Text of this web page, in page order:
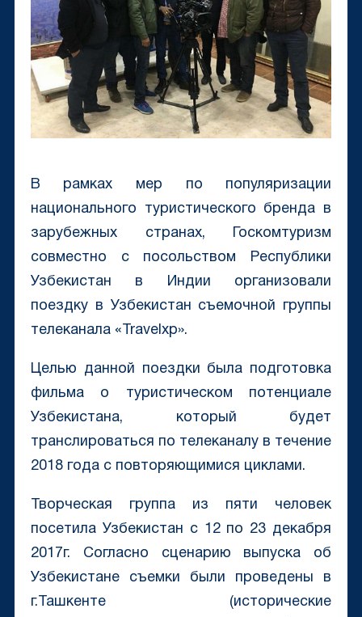
В рамках мер по популяризации
национального туристического бренда в
зарубежных странах, Госкомтуризм
совместно с посольством Республики
Узбекистан в Индии организовали
поездку в Узбекистан съемочной группы
телеканала «Travelxp».
Целью данной поездки была подготовка
фильма о туристическом потенциале
Узбекистана, который будет
транслироваться по телеканалу в течение
2018 года с повторяющимися циклами.
Творческая группа из пяти человек
посетила Узбекистан с 12 по 23 декабря
2017г. Согласно сценарию выпуска об
Узбекистане съемки были проведены в
г.Ташкенте (исторические